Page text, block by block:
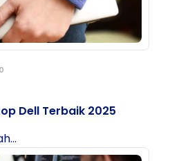
Dell Terbaik 2025